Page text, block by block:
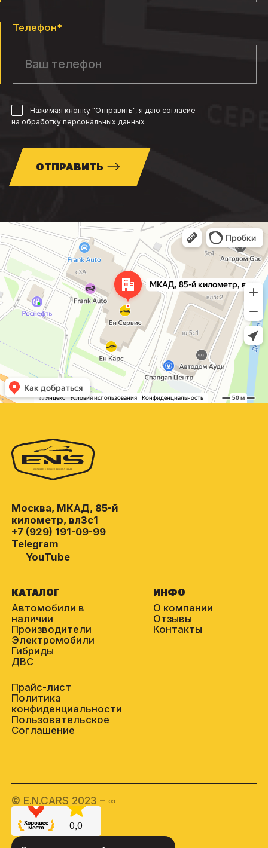
Телефон*
Нажимая кнопку "Отправить", я даю согласие
на обработку персональных данных
ОТПРАВИТЬ
Москва
МКАД, 85-й километр, вл3с1 — Яндекс Карты
Москва, МКАД, 85-й
километр, вл3с1
+7 (929) 191-09-99
Telegram
YouTube
КАТАЛОГ
Автомобили в
наличии
Производители
Электромобили
Гибриды
ДВС
ИНФО
О компании
Отзывы
Контакты
Прайс-лист
Политика
конфиденциальности
Пользовательское
Соглашение
© E.N.CARS 2023 – ∞